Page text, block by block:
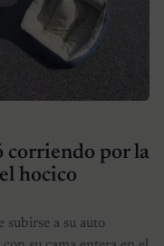
corriendo por la
hocico
subirse a su auto